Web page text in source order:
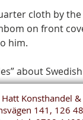
cloth by
on front
him.
about
Hatt Konsthandel
141, 126